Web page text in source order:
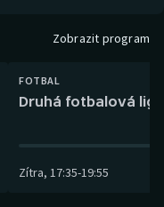
Zobrazit program
FOTBAL
Druhá fotbalová
Zítra, 17:35-19:55